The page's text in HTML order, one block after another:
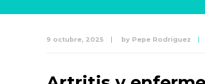
9 octubre, 2025 by Pepe Rodriguez